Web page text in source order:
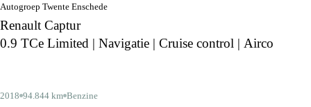
Autogroep Twente Enschede
Renault Captur
0.9 TCe Limited | Navigatie | Cruise control | Airco
2018 94.844 km Benzine